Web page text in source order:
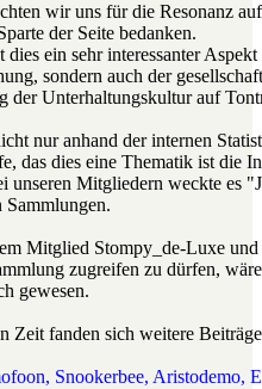
wir uns für die Resonanz
der Seite bedanken.
ein sehr interessanter Aspekt
sondern auch der
der Unterhaltungskultur auf
nur anhand der internen
das dies eine Thematik ist die
unseren Mitgliedern weckte es
Sammlungen.
Mitglied Stompy_de-Luxe
zugreifen zu dürfen,
gewesen.
Zeit fanden sich weitere
Snookerbee, Aristodemo,